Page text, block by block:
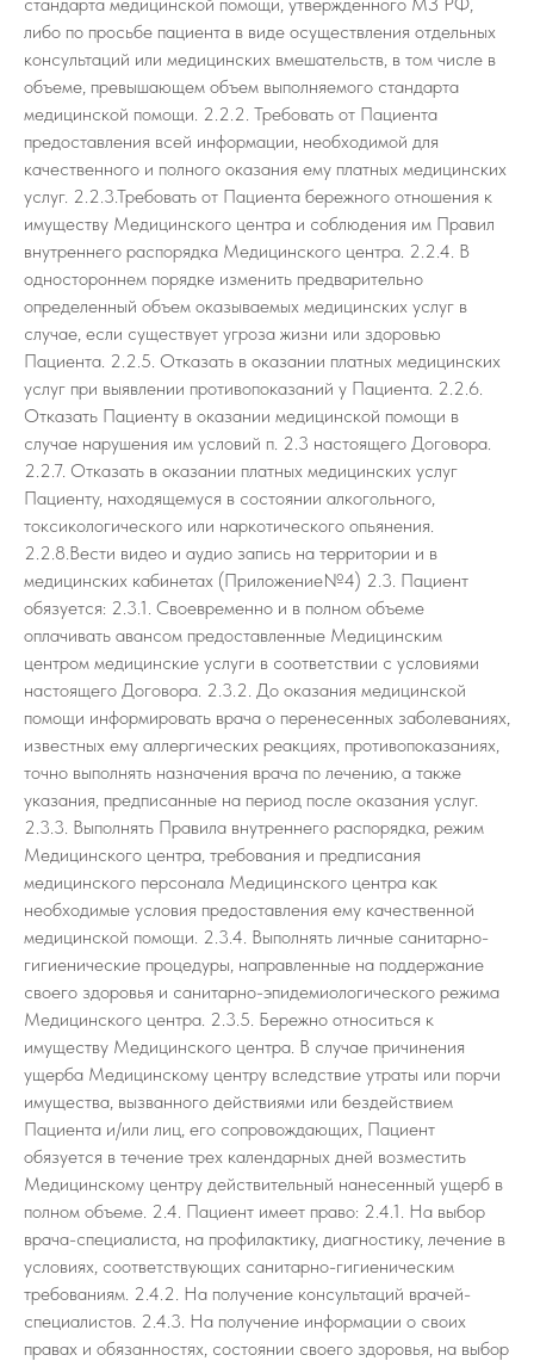
либо по просьбе пациента в виде осуществления отдельных
консультаций или медицинских вмешательств, в том числе в
объеме, превышающем объем выполняемого стандарта
медицинской помощи. 2.2.2. Требовать от Пациента
предоставления всей информации, необходимой для
качественного и полного оказания ему платных медицинских
услуг. 2.2.3.Требовать от Пациента бережного отношения к
имуществу Медицинского центра и соблюдения им Правил
внутреннего распорядка Медицинского центра. 2.2.4. В
одностороннем порядке изменить предварительно
определенный объем оказываемых медицинских услуг в
случае, если существует угроза жизни или здоровью
Пациента. 2.2.5. Отказать в оказании платных медицинских
услуг при выявлении противопоказаний у Пациента. 2.2.6.
Отказать Пациенту в оказании медицинской помощи в
случае нарушения им условий п. 2.3 настоящего Договора.
2.2.7. Отказать в оказании платных медицинских услуг
Пациенту, находящемуся в состоянии алкогольного,
токсикологического или наркотического опьянения.
2.2.8.Вести видео и аудио запись на территории и в
медицинских кабинетах (Приложение№4) 2.3. Пациент
обязуется: 2.3.1. Своевременно и в полном объеме
оплачивать авансом предоставленные Медицинским
центром медицинские услуги в соответствии с условиями
настоящего Договора. 2.3.2. До оказания медицинской
помощи информировать врача о перенесенных заболеваниях,
известных ему аллергических реакциях, противопоказаниях,
точно выполнять назначения врача по лечению, а также
указания, предписанные на период после оказания услуг.
2.3.3. Выполнять Правила внутреннего распорядка, режим
Медицинского центра, требования и предписания
медицинского персонала Медицинского центра как
необходимые условия предоставления ему качественной
медицинской помощи. 2.3.4. Выполнять личные санитарно-
гигиенические процедуры, направленные на поддержание
своего здоровья и санитарно-эпидемиологического режима
Медицинского центра. 2.3.5. Бережно относиться к
имуществу Медицинского центра. В случае причинения
ущерба Медицинскому центру вследствие утраты или порчи
имущества, вызванного действиями или бездействием
Пациента и/или лиц, его сопровождающих, Пациент
обязуется в течение трех календарных дней возместить
Медицинскому центру действительный нанесенный ущерб в
полном объеме. 2.4. Пациент имеет право: 2.4.1. На выбор
врача-специалиста, на профилактику, диагностику, лечение в
условиях, соответствующих санитарно-гигиеническим
требованиям. 2.4.2. На получение консультаций врачей-
специалистов. 2.4.3. На получение информации о своих
правах и обязанностях, состоянии своего здоровья, на выбор